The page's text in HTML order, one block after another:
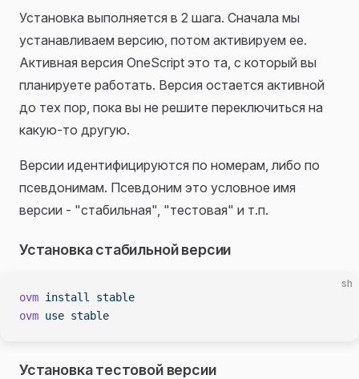
Установка выполняется в 2 шага. Сначала мы
устанавливаем версию, потом активируем ее.
Активная версия OneScript это та, с который вы
планируете работать. Версия остается активной
до тех пор, пока вы не решите переключиться на
какую-то другую.
Версии идентифицируются по номерам, либо по
псевдонимам. Псевдоним это условное имя
версии - "стабильная", "тестовая" и т.п.
Установка стабильной версии
sh
ovm install
stable
ovm use stable
Установка тестовой версии